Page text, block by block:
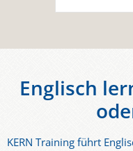
Englisch
KERN Training führt